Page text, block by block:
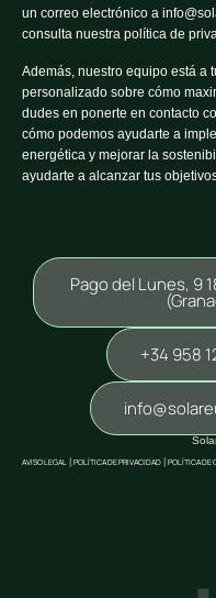
un correo electrónico a
consulta nuestra política de
Además, nuestro equipo está a
personalizado sobre cómo
dudes en ponerte en contacto
cómo podemos ayudarte a
energética y mejorar la
ayudarte a alcanzar tus
Pago del Lunes, 9
+34 958
AVISO LEGAL POLÍTICA DE PRIVACIDAD POLÍTICA DE